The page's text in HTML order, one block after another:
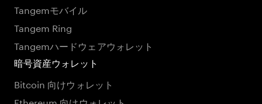
Tangemモバイル
Tangem Ring
Tangemハードウェアウォレット
暗号資産ウォレット
Bitcoin 向けウォレット